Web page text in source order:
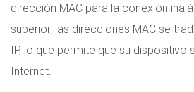
dirección MAC para la conexión
superior, las direcciones MAC se
IP, lo que permite que su dispositivo
Internet.